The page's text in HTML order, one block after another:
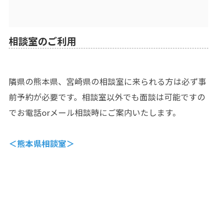
相談室のご利用
隣県の熊本県、宮崎県の相談室に来られる方は必ず事
前予約が必要です。相談室以外でも面談は可能ですの
でお電話orメール相談時にご案内いたします。
＜熊本県相談室＞